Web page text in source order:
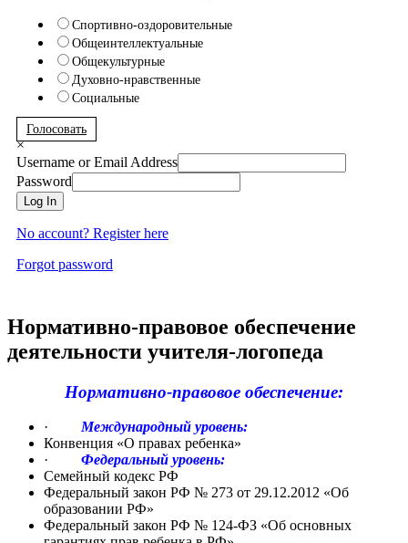
Спортивно-оздоровительные
Общеинтеллектуальные
Общекультурные
Духовно-нравственные
Социальные
Голосовать
×
Username or Email Address
Password
Log In
No account? Register here
Forgot password
Нормативно-правовое обеспечение
деятельности учителя-логопеда
Нормативно-правовое обеспечение:
·
Международный уровень:
Конвенция «О правах ребенка»
· Федеральный уровень:
Семейный кодекс РФ
Федеральный закон РФ № 273 от 29.12.2012 «Об
образовании РФ»
Федеральный закон РФ № 124-ФЗ «Об основных